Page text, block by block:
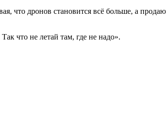
что дронов становится всё больше, а
что не летай там, где не надо».